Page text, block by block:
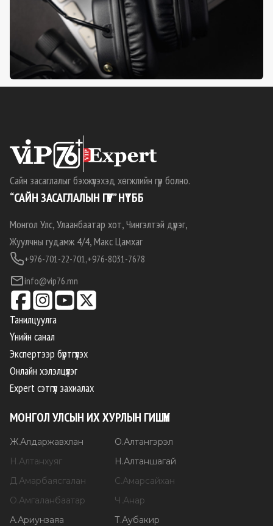
Сайн засаглалыг бэхжүүлэхэд хөгжлийн гүүр болно.
“САЙН ЗАСАГЛАЛЫН ГҮҮР” НҮТББ
Монгол Улс, Улаанбаатар хот, Чингэлтэй дүүрэг,
Жуулчны гудамж 4/4, Макс Цамхаг
+976-701-22-701,+976-8031-7678
info@vip76.mn
Танилцуулга
Үнийн санал
Экспертээр бүртгүүлэх
Онлайн хэлэлцүүлэг
Expert сэтгүүл захиалах
МОНГОЛ УЛСЫН ИХ ХУРЛЫН ГИШҮҮН
Ж.Алдаржавхлан О.Алтангэрэл
Н.Алтанхуяг Н.Алтаншагай
Д.Амарбаясгалан С.Амарсайхан
О.Амгаланбаатар Ч.Анар
А.Ариунзаяа Т.Аубакир